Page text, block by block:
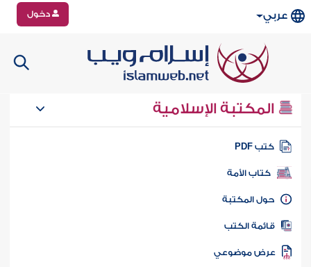
عربي دخول
المكتبة الإسلامية
كتب PDF
كتاب الأمة
المكتبة
الكتب